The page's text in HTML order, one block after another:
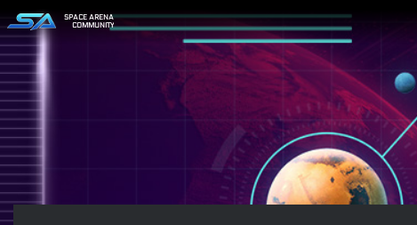
SPACE ARENA
COMMUNITY